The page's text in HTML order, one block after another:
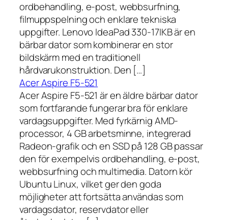
ordbehandling, e-post, webbsurfning,
filmuppspelning och enklare tekniska
uppgifter. Lenovo IdeaPad 330-17IKB är en
bärbar dator som kombinerar en stor
bildskärm med en traditionell
hårdvarukonstruktion. Den […]
Acer Aspire F5-521
Acer Aspire F5-521 är en äldre bärbar dator
som fortfarande fungerar bra för enklare
vardagsuppgifter. Med fyrkärnig AMD-
processor, 4 GB arbetsminne, integrerad
Radeon-grafik och en SSD på 128 GB passar
den för exempelvis ordbehandling, e-post,
webbsurfning och multimedia. Datorn kör
Ubuntu Linux, vilket ger den goda
möjligheter att fortsätta användas som
vardagsdator, reservdator eller